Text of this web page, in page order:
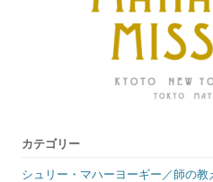
カテゴリー
シュリー・マハーヨーギー／師の教